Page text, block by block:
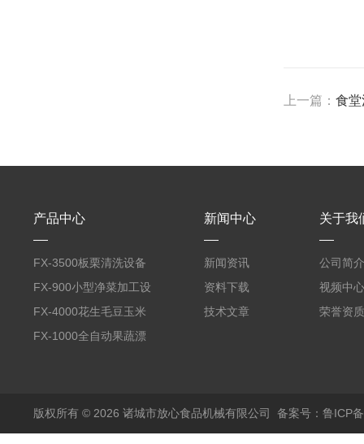
上一篇：食
产品中心
FX-3500板栗清洗设备
全自动气泡清洗机
FX-900小型净菜加工设
备野菜清洗机
FX-4000花生毛豆玉米
蒸煮漂烫机
FX-1000全自动果蔬漂
新闻中心
新闻资讯
资料下载
技术文章
关于我
公司简介
视频中心
荣誉资质
版权所有 © 2026 诸城市放心食品机械有限公司 备案号：鲁ICP